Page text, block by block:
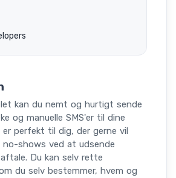
kan du nemt og hurtigt sende
og manuelle SMS'er til dine
er perfekt til dig, der gerne vil
no-shows ved at udsende
Du kan selv rette
du selv bestemmer, hvem og